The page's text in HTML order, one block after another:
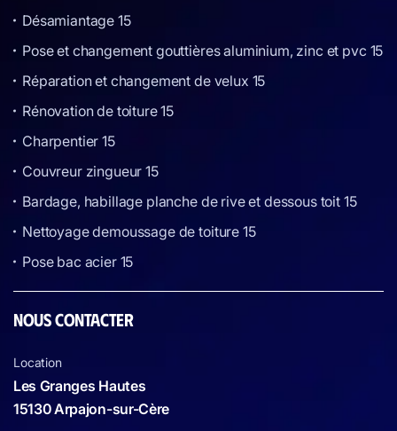
Désamiantage 15
Pose et changement gouttières aluminium, zinc et pvc 15
Réparation et changement de velux 15
Rénovation de toiture 15
Charpentier 15
Couvreur zingueur 15
Bardage, habillage planche de rive et dessous toit 15
Nettoyage demoussage de toiture 15
Pose bac acier 15
NOUS CONTACTER
Location
Les Granges Hautes
15130 Arpajon-sur-Cère